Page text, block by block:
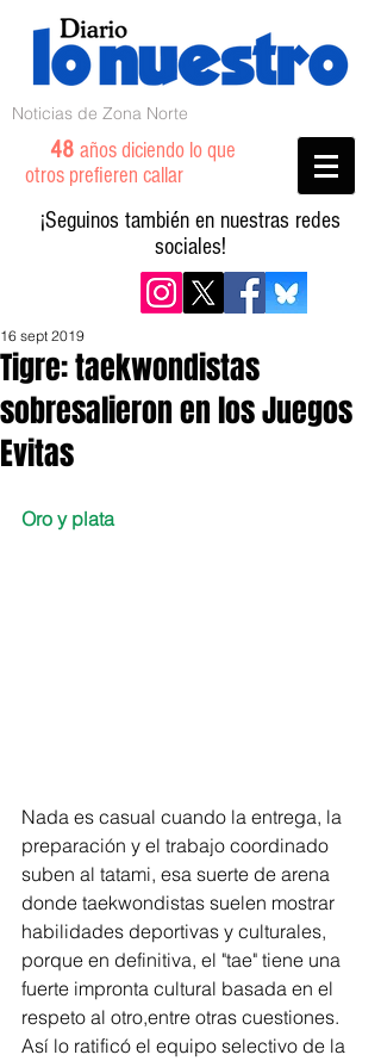
Noticias de Zona Norte
48 años diciendo lo que
otros prefieren callar
¡Seguinos también en nuestras redes
sociales!
Tigre: taekwondistas
sobresalieron en los Juegos
Evitas
16 sept 2019
Oro y plata
Nada es casual cuando la entrega, la
preparación y el trabajo coordinado
suben al tatami, esa suerte de arena
donde taekwondistas suelen mostrar
habilidades deportivas y culturales,
porque en definitiva, el "tae" tiene una
fuerte impronta cultural basada en el
respeto al otro,entre otras cuestiones.
Así lo ratificó el equipo selectivo de la